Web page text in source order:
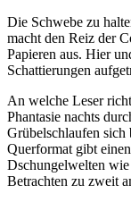
Die Schwebe zu
macht den Reiz der
Papieren aus. Hier
Schattierungen
An welche Leser
Phantasie nachts
Grübelschlaufen sich
Querformat gibt
Dschungelwelten
Betrachten zu zweit